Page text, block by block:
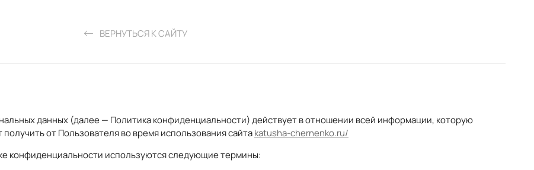
ВЕРНУТЬСЯ К САЙТУ
данных (далее — Политика конфиденциальности) действует в отношении всей информации, которую
от Пользователя во время использования сайтаkatusha-chernenko.ru/
конфиденциальности используются следующие термины: